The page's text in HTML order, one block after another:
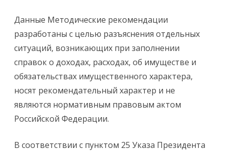
Данные Методические рекомендации
разработаны с целью разъяснения отдельных
ситуаций, возникающих при заполнении
справок о доходах, расходах, об имуществе и
обязательствах имущественного характера,
носят рекомендательный характер и не
являются нормативным правовым актом
Российской Федерации.
В соответствии с пунктом 25 Указа Президента